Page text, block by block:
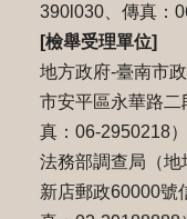
390l030、傳真：
[檢舉受理單位]
地方政府-臺南市
市安平區永華路
真：06-2950218）
法務部調查局（
新店郵政60000號